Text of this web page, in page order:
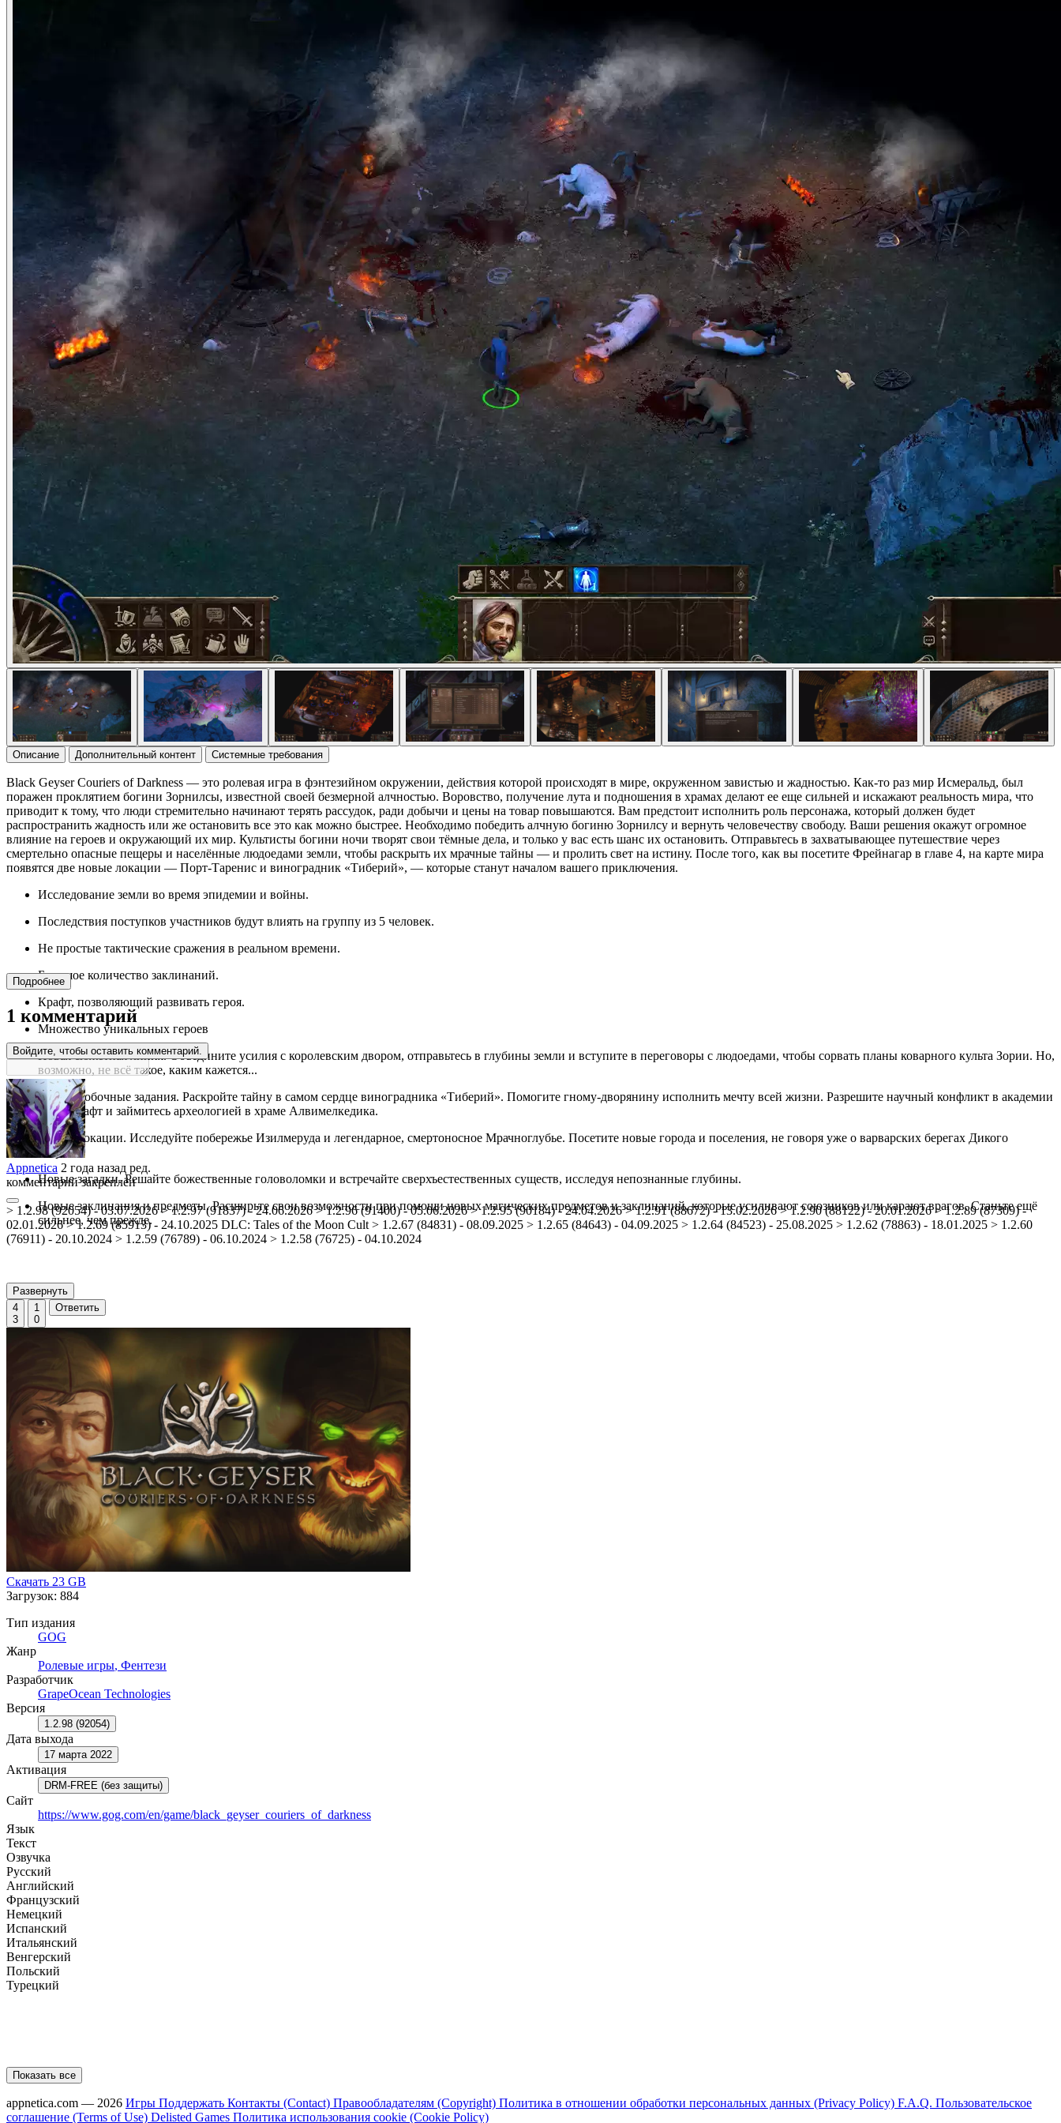
Описание Дополнительный контент Системные требования
Black Geyser Couriers of Darkness — это ролевая игра в фэнтезийном окружении, действия которой происходят в мире, окруженном завистью и жадностью. Как-то раз мир Исмеральд, был
поражен проклятием богини Зорнилсы, известной своей безмерной алчностью. Воровство, получение лута и подношения в храмах делают ее еще сильней и искажают реальность мира, что
приводит к тому, что люди стремительно начинают терять рассудок, ради добычи и цены на товар повышаются. Вам предстоит исполнить роль персонажа, который должен будет
распространить жадность или же остановить все это как можно быстрее. Необходимо победить алчную богиню Зорнилсу и вернуть человечеству свободу. Ваши решения окажут огромное
влияние на героев и окружающий их мир. Культисты богини ночи творят свои тёмные дела, и только у вас есть шанс их остановить. Отправьтесь в захватывающее путешествие через
смертельно опасные пещеры и населённые людоедами земли, чтобы раскрыть их мрачные тайны — и пролить свет на истину. После того, как вы посетите Фрейнагар в главе 4, на карте мира
появятся две новые локации — Порт-Таренис и виноградник «Тиберий», — которые станут началом вашего приключения.
Исследование земли во время эпидемии и войны.
Последствия поступков участников будут влиять на группу из 5 человек.
Не простые тактические сражения в реальном времени.
Большое количество заклинаний.
Крафт, позволяющий развивать героя.
Множество уникальных героев
Новая сюжетная линия. Объедините усилия с королевским двором, отправьтесь в глубины земли и вступите в переговоры с людоедами, чтобы сорвать планы коварного культа Зории. Но,
возможно, не всё такое, каким кажется...
Новые побочные задания. Раскройте тайну в самом сердце виноградника «Тиберий». Помогите гному-дворянину исполнить мечту всей жизни. Разрешите научный конфликт в академии
Варденхафт и займитесь археологией в храме Алвимелкедика.
Новые локации. Исследуйте побережье Изилмеруда и легендарное, смертоносное Мрачноглубье. Посетите новые города и поселения, не говоря уже о варварских берегах Дикого
острова.
Новые загадки. Решайте божественные головоломки и встречайте сверхъестественных существ, исследуя непознанные глубины.
Новые заклинания и предметы. Расширьте свои возможности при помощи новых магических предметов и заклинаний, которые усиливают союзников или карают врагов. Станьте ещё
сильнее, чем прежде.
Подробнее
1 комментарий
Войдите, чтобы оставить комментарий.
Appnetica 2 года назад ред.
комментарий закреплён
> 1.2.98 (92054) - 03.07.2026 > 1.2.97 (91837) - 24.06.2026 > 1.2.96 (91400) - 05.06.2026 > 1.2.95 (90184) - 24.04.2026 > 1.2.91 (88672) - 13.02.2026 > 1.2.90 (88122) - 20.01.2026 > 1.2.89 (87309) -
02.01.2026 > 1.2.69 (85913) - 24.10.2025 DLC: Tales of the Moon Cult > 1.2.67 (84831) - 08.09.2025 > 1.2.65 (84643) - 04.09.2025 > 1.2.64 (84523) - 25.08.2025 > 1.2.62 (78863) - 18.01.2025 > 1.2.60
(76911) - 20.10.2024 > 1.2.59 (76789) - 06.10.2024 > 1.2.58 (76725) - 04.10.2024
Развернуть
4
3
1
0
Ответить
Скачать 23 GB
Загрузок: 884
Тип издания
GOG
Жанр
Ролевые игры, Фентези
Разработчик
GrapeOcean Technologies
Версия
1.2.98 (92054)
Дата выхода
17 марта 2022
Активация
DRM-FREE (без защиты)
Сайт
https://www.gog.com/en/game/black_geyser_couriers_of_darkness
Язык
Текст
Озвучка
Русский
Английский
Французский
Немецкий
Испанский
Итальянский
Венгерский
Польский
Турецкий
Показать все
appnetica.com — 2026 Игры Поддержать Контакты (Contact) Правообладателям (Copyright) Политика в отношении обработки персональных данных (Privacy Policy) F.A.Q. Пользовательское
соглашение (Terms of Use) Delisted Games Политика использования cookie (Cookie Policy)